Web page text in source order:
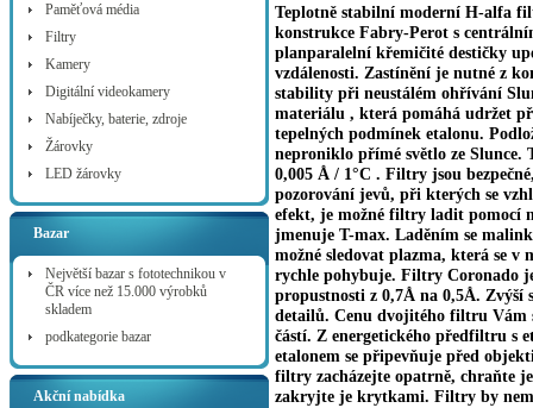
Paměťová média
Filtry
Kamery
Digitální videokamery
Nabíječky, baterie, zdroje
Žárovky
LED žárovky
Bazar
Největší bazar s fototechnikou v
ČR více než 15.000 výrobků
skladem
podkategorie bazar
Akční nabídka
Teplotně stabilní moderní H-alfa
konstrukce Fabry-Perot s
planparalelní křemičité destičky
vzdálenosti. Zastínění je nutné z
stability při neustálém ohřívání
materiálu , která pomáhá udržet
tepelných podmínek etalonu.
neproniklo přímé světlo ze
0,005 Å / 1°C . Filtry jsou
pozorování jevů, při kterých se
efekt, je možné filtry ladit pomocí
jmenuje T-max. Laděním se
možné sledovat plazma, která se
rychle pohybuje. Filtry Coronado
propustnosti z 0,7Å na 0,5Å. Zvýší
detailů. Cenu dvojitého filtru Vám
částí. Z energetického předfiltru s
etalonem se připevňuje před
filtry zacházejte opatrně, chraňte
zakryjte je krytkami. Filtry by